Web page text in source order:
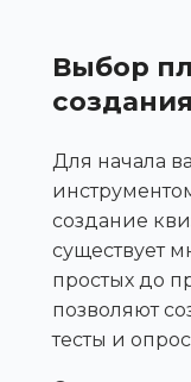
Выбор
Для начала
создание
существует
простых до
позволяют
тесты и